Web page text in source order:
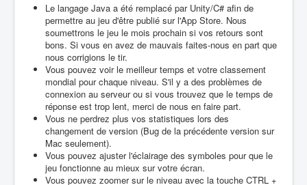
Le langage Java a été remplacé par Unity/C# afin de
permettre au jeu d'être publié sur l'App Store. Nous
soumettrons le jeu le mois prochain si vos retours sont
bons. Si vous en avez de mauvais faites-nous en part que
nous corrigions le tir.
Vous pouvez voir le meilleur temps et votre classement
mondial pour chaque niveau. S'il y a des problèmes de
connexion au serveur ou si vous trouvez que le temps de
réponse est trop lent, merci de nous en faire part.
Vous ne perdrez plus vos statistiques lors des
changement de version (Bug de la précédente version sur
Mac seulement).
Vous pouvez ajuster l'éclairage des symboles pour que le
jeu fonctionne au mieux sur votre écran.
Vous pouvez zoomer sur le niveau avec la touche CTRL +